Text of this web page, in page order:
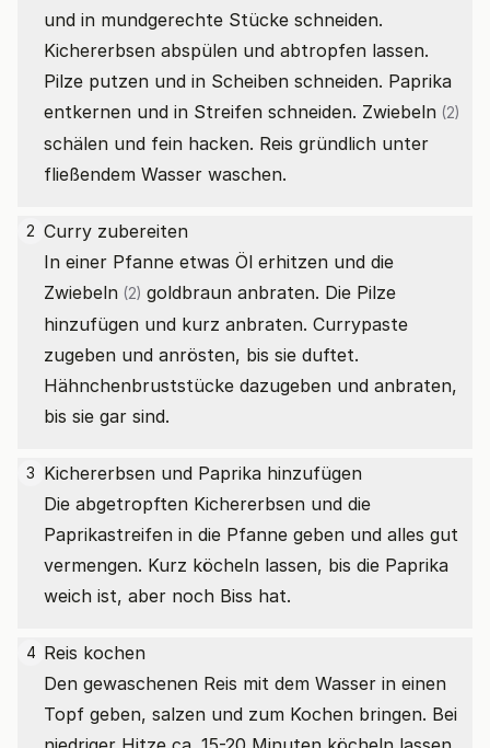
und in mundgerechte Stücke schneiden.
Kichererbsen abspülen und abtropfen lassen.
Pilze putzen und in Scheiben schneiden. Paprika
entkernen und in Streifen schneiden. Zwiebeln (2)
schälen und fein hacken. Reis gründlich unter
fließendem Wasser waschen.
2 Curry zubereiten
In einer Pfanne etwas Öl erhitzen und die
Zwiebeln (2) goldbraun anbraten. Die Pilze
hinzufügen und kurz anbraten. Currypaste
zugeben und anrösten, bis sie duftet.
Hähnchenbruststücke dazugeben und anbraten,
bis sie gar sind.
3 Kichererbsen und Paprika hinzufügen
Die abgetropften Kichererbsen und die
Paprikastreifen in die Pfanne geben und alles gut
vermengen. Kurz köcheln lassen, bis die Paprika
weich ist, aber noch Biss hat.
4 Reis kochen
Den gewaschenen Reis mit dem Wasser in einen
Topf geben, salzen und zum Kochen bringen. Bei